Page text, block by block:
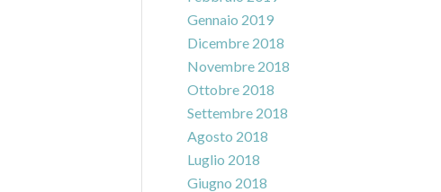
Gennaio 2019
Dicembre 2018
Novembre 2018
Ottobre 2018
Settembre 2018
Agosto 2018
Luglio 2018
Giugno 2018